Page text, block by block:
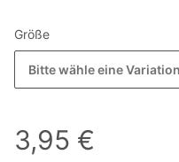
Größe
Bitte wähle eine
3,95 €